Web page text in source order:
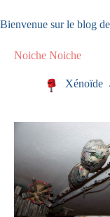
au
contenu
Bienvenue sur le blog
Noiche Noiche
Xénoïde